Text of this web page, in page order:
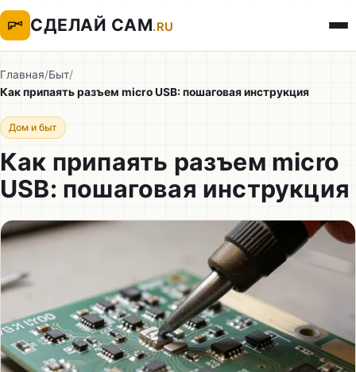
СДЕЛАЙ САМ.RU
Главная/Быт/
Как припаять разъем micro USB: пошаговая инструкция
Дом и быт
Как припаять разъем micro
USB: пошаговая инструкция